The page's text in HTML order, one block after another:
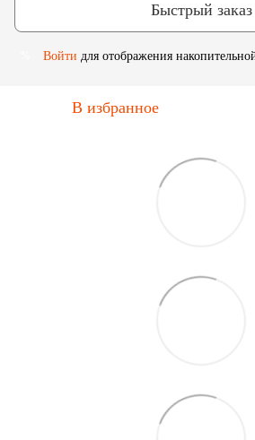
Быстрый заказ
Войти для отображения
В избранное